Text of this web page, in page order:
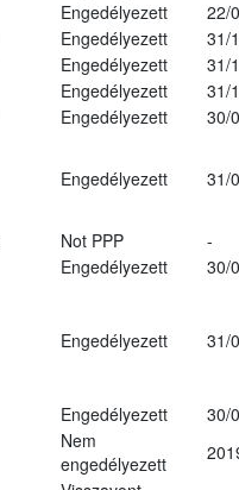
Engedélyezett
22/
Engedélyezett
31/
Engedélyezett
31/
Engedélyezett
31/
Engedélyezett
30/
Engedélyezett 31/
Not PPP
-
Engedélyezett
30/
Engedélyezett 31/
Engedélyezett
30/
Nem
engedélyezett